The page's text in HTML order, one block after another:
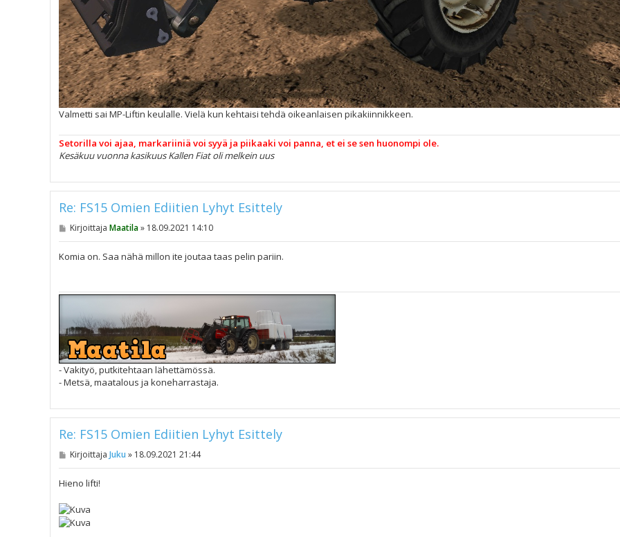
Valmetti sai MP-Liftin keulalle. Vielä kun kehtaisi tehdä oikeanlaisen pikakiinnikkeen.
Setorilla voi ajaa, markariiniä voi syyä ja piikaaki voi panna, et ei se sen huonompi ole.
Kesäkuu vuonna kasikuus Kallen Fiat oli melkein uus
Re: FS15 Omien Ediitien Lyhyt Esittely
V
s
Kirjoittaja Maatila» 18.09.2021 14:10
Komia on. Saa nähä millon ite joutaa taas pelin pariin.
- Vakityö, putkitehtaan lähettämössä.
- Metsä, maatalous ja koneharrastaja.
Re: FS15 Omien Ediitien Lyhyt Esittely
V
s
i
Kirjoittaja Juku » 18.09.2021 21:44
Hieno lifti!